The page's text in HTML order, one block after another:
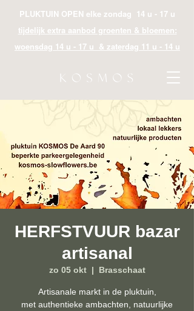
PLUKTUIN OPEN elke zondag 14 u - 17 u
tijdelijk extra aanbod groenten & bloemen:
woensdag 14 u - 17 u & zaterdag 11 u - 14 u
HERFSTVUUR bazar
artisanal
zo 05 okt
  |
Brasschaat
Artisanale markt in de pluktuin,
met authentieke ambachten, natuurlijke